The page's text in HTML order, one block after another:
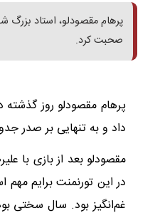
صحبت کرد.
پرهام مقصودلو روز
داد و به تنهایی بر صدر
مقصودلو بعد از بازی با
در این تورنمنت برایم
غم‌انگیز بود. سال سختی